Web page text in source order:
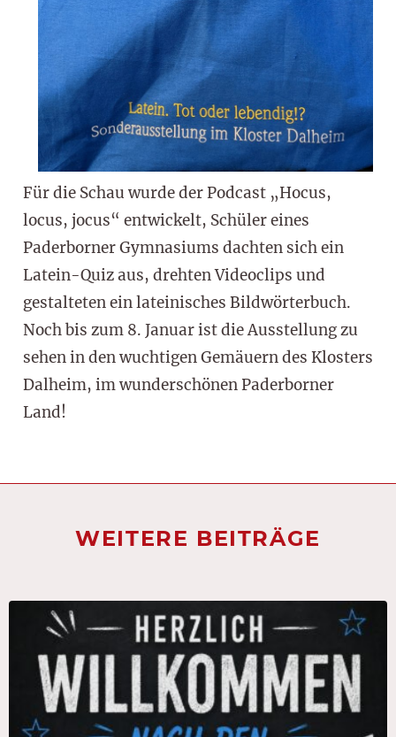
Für die Schau wurde der Podcast „Hocus,
locus, jocus“ entwickelt, Schüler eines
Paderborner Gymnasiums dachten sich ein
Latein-Quiz aus, drehten Videoclips und
gestalteten ein lateinisches Bildwörterbuch.
Noch bis zum 8. Januar ist die Ausstellung zu
sehen in den wuchtigen Gemäuern des Klosters
Dalheim, im wunderschönen Paderborner
Land!
WEITERE BEITRÄGE